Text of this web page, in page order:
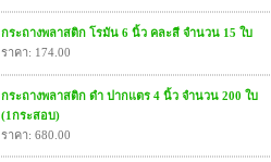
กระถางพลาสติก โรมัน 6 นิ้ว คละสี จำนวน 15 ใบ
ราคา: 174.00
กระถางพลาสติก ดำ ปากแตร 4 นิ้ว จำนวน 200 ใบ
(1กระสอบ)
ราคา: 680.00